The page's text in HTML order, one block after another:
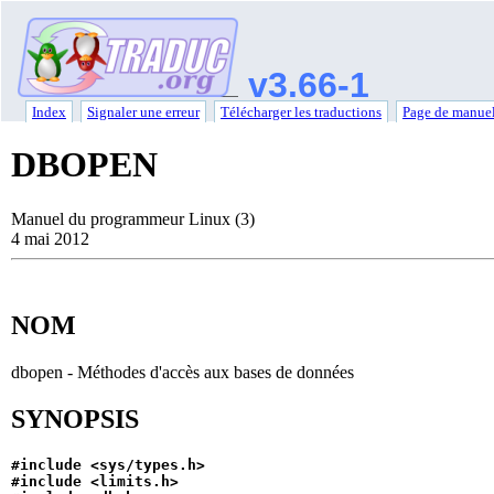
v3.66-1
Index Signaler une erreur Télécharger les traductions Page de
DBOPEN
Manuel du programmeur Linux (3)
4 mai 2012
NOM
dbopen - Méthodes d'accès aux bases de données
SYNOPSIS
#include <sys/types.h>
#include <limits.h>